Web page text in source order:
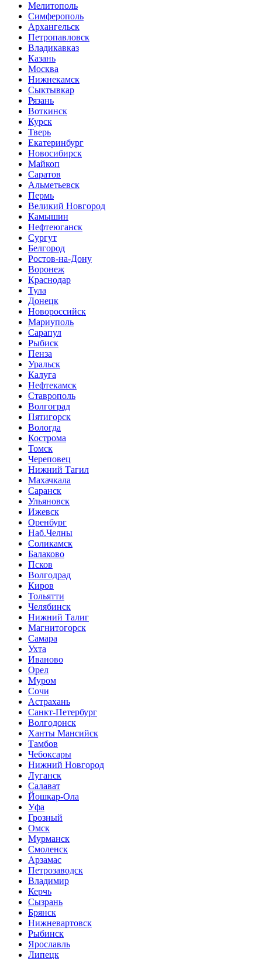
Мелитополь
Симферополь
Архангельск
Петропавловск
Владикавказ
Казань
Москва
Нижнекамск
Сыктывкар
Рязань
Воткинск
Курск
Тверь
Екатеринбург
Новосибирск
Майкоп
Саратов
Альметьевск
Пермь
Великий Новгород
Камышин
Нефтеюганск
Сургут
Белгород
Ростов-на-Дону
Воронеж
Краснодар
Тула
Донецк
Новороссийск
Мариуполь
Сарапул
Рыбиск
Пенза
Уральск
Калуга
Нефтекамск
Ставрополь
Волгоград
Пятигорск
Вологда
Кострома
Томск
Череповец
Нижний Тагил
Махачкала
Саранск
Ульяновск
Ижевск
Оренбург
Наб.Челны
Соликамск
Балаково
Псков
Волгодрад
Киров
Тольятти
Челябинск
Нижний Талиг
Магнитогорск
Самара
Ухта
Иваново
Орел
Муром
Сочи
Астрахань
Санкт-Петербург
Волгодонск
Ханты Мансийск
Тамбов
Чебоксары
Нижний Новгород
Луганск
Салават
Йошкар-Ола
Уфа
Грозный
Омск
Мурманск
Смоленск
Арзамас
Петрозаводск
Владимир
Керчь
Сызрань
Брянск
Нижневартовск
Рыбинск
Ярославль
Липецк